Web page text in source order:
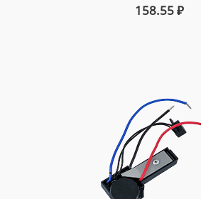
158.55₽